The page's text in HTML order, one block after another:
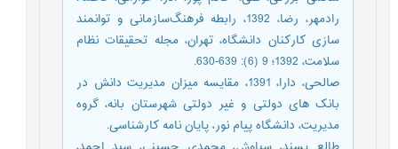
رادمهر، رضا، 1392، رابطه فرهنگ‌سازمانی و توانمند
سازی کارکنان دانشگاه، تهران، مجله تحقیقات نظام
سلامت، 1392؛ 9 (6): 639-630.
صالحی، دارا، 1391، مقایسه میزان مدیریت دانش در
بانک های دولتی و غیر دولتی شهرستان بانه، گروه
مدیریت، دانشگاه پیام نور، پایان نامه کارشناسی.